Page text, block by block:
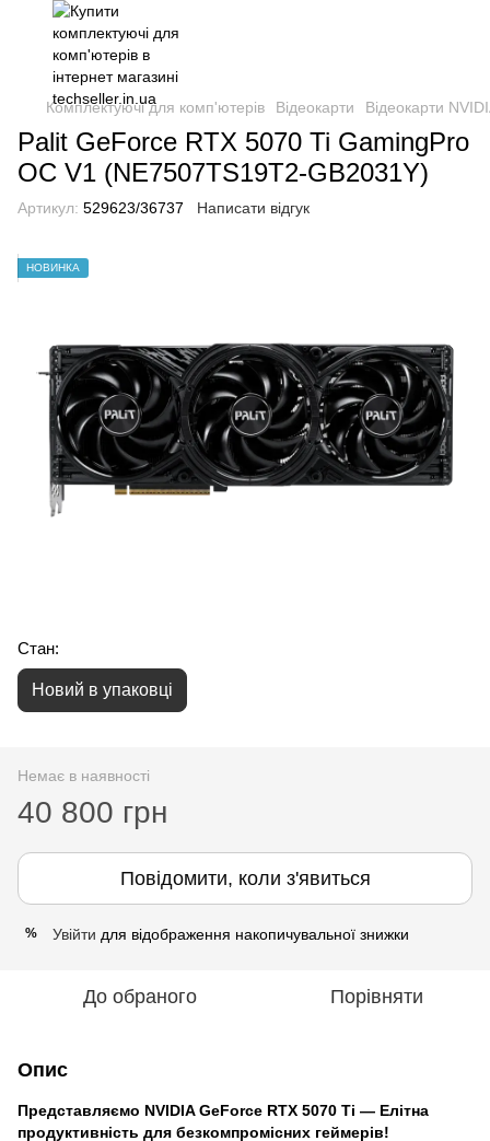
Комплектуючі для комп'ютерів Відеокарти Відеокарти
Palit GeForce RTX 5070 Ti GamingPro
OC V1 (NE7507TS19T2-GB2031Y)
Артикул: 529623/36737 Написати відгук
НОВИНКА
Стан:
Новий в упаковці
Немає в наявності
40 800 грн
Повідомити, коли з'явиться
% Увійти для відображення накопичувальної знижки
До обраного Порівняти
Опис
Представляємо NVIDIA GeForce RTX 5070 Ti — Елітна
продуктивність для безкомпромісних геймерів!